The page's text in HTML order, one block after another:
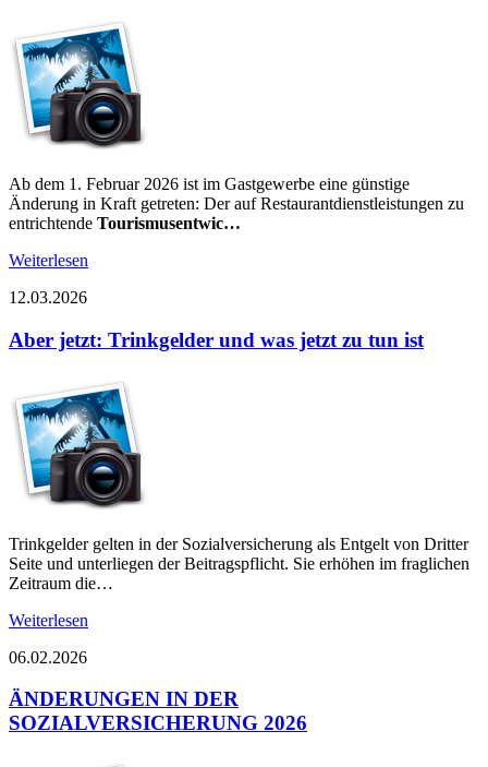
Ab dem 1. Februar 2026 ist im Gastgewerbe eine günstige
Änderung in Kraft getreten: Der auf Restaurantdienstleistungen zu
entrichtende Tourismusentwic…
Weiterlesen
12.03.2026
Aber jetzt: Trinkgelder und was jetzt zu tun ist
Trinkgelder gelten in der Sozialversicherung als Entgelt von Dritter
Seite und unterliegen der Beitragspflicht. Sie erhöhen im fraglichen
Zeitraum die…
Weiterlesen
06.02.2026
ÄNDERUNGEN IN DER
SOZIALVERSICHERUNG 2026